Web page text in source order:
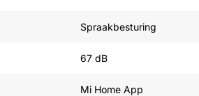
Spraakbesturing
67 dB
Mi Home App